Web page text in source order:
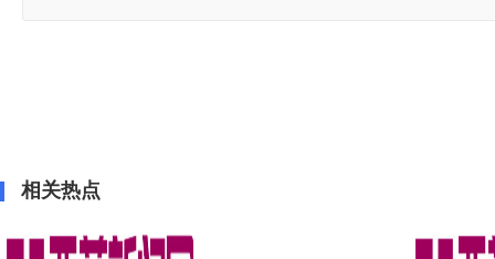
相关热点